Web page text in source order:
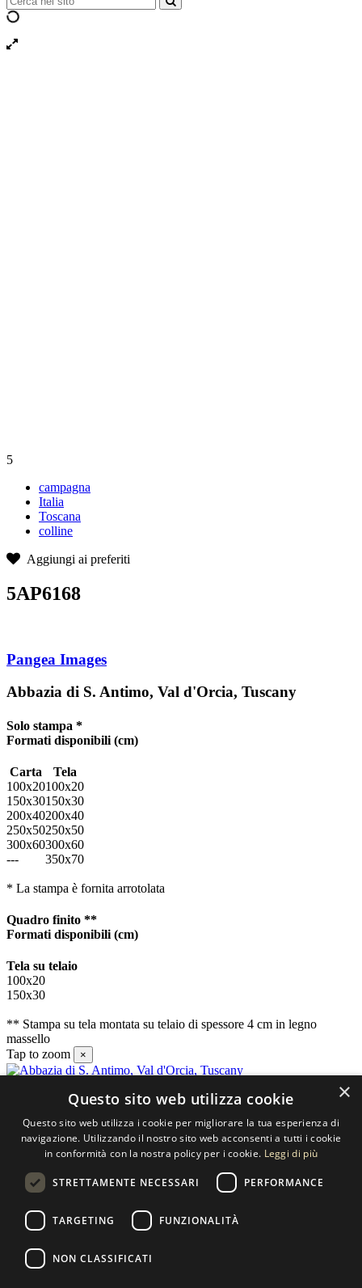
5
campagna
Italia
Toscana
colline
Aggiungi ai preferiti
5AP6168
Pangea Images
Abbazia di S. Antimo, Val d'Orcia, Tuscany
Solo stampa *
Formati disponibili (cm)
Carta
Tela
100x20100x20
150x30150x30
200x40200x40
250x50250x50
300x60300x60
---
350x70
* La stampa è fornita arrotolata
Quadro finito **
Formati disponibili (cm)
Tela su telaio
100x20
150x30
** Stampa su tela montata su telaio di spessore 4 cm in legno
massello
Tap to zoom
×
SELECTED ARTWORKS srl
Piazzale Cuoco, 4 - 20137 Milano
info@selectedartworks.com
×
Questo sito web utilizza cookie
Questo sito web utilizza i cookie per migliorare la tua esperienza di
navigazione. Utilizzando il nostro sito web acconsenti a tutti i cookie
in conformità con la nostra policy per i cookie. Leggi di più
STRETTAMENTE NECESSARI PERFORMANCE
TARGETING FUNZIONALITÀ
NON CLASSIFICATI